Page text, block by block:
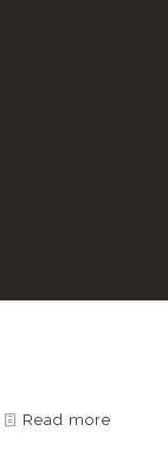
Read more